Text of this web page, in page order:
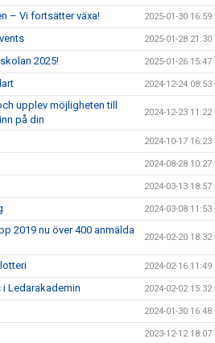
– Vi fortsätter växa! 2025-01-30 16:59
2025-01-28 21:30
2025! 2025-01-26 15:47
2024-12-24 08:53
upplev möjligheten till
på din
2024-12-23 11:22
2024-10-17 16:23
2024-08-28 10:27
2024-03-13 18:57
2024-03-08 11:53
2019 nu över 400 anmälda
2024-02-20 18:32
2024-02-16 11:49
Ledarakademin 2024-02-02 15:32
2024-01-30 16:48
2023-12-12 18:07